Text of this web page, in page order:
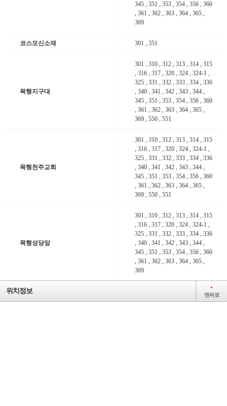
345 , 351 , 353 , 354 , 356 , 360
, 361 , 362 , 363 , 364 , 365 ,
369
코스모신소재 301 , 351
목행지구대
301 , 310 , 312 , 313 , 314 , 315
, 316 , 317 , 320 , 324 , 324-1 ,
325 , 331 , 332 , 333 , 334 , 336
, 340 , 341 , 342 , 343 , 344 ,
345 , 351 , 353 , 354 , 356 , 360
, 361 , 362 , 363 , 364 , 365 ,
369 , 550 , 551
목행천주교회
301 , 310 , 312 , 313 , 314 , 315
, 316 , 317 , 320 , 324 , 324-1 ,
325 , 331 , 332 , 333 , 334 , 336
, 340 , 341 , 342 , 343 , 344 ,
345 , 351 , 353 , 354 , 356 , 360
, 361 , 362 , 363 , 364 , 365 ,
369 , 550 , 551
목행성당앞
301 , 310 , 312 , 313 , 314 , 315
, 316 , 317 , 320 , 324 , 324-1 ,
325 , 331 , 332 , 333 , 334 , 336
, 340 , 341 , 342 , 343 , 344 ,
345 , 351 , 353 , 354 , 356 , 360
, 361 , 362 , 363 , 364 , 365 ,
369
위치정보 ▲
맨위로